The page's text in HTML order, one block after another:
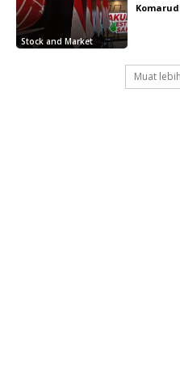
Stock and Market
Muat